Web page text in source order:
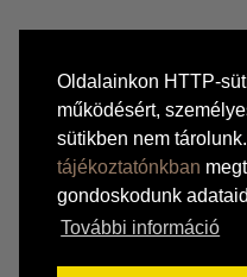
Oldalainkon HTTP-
működésért,
sütikben nem tárolunk.
tájékoztatónkban
gondoskodunk
További információ